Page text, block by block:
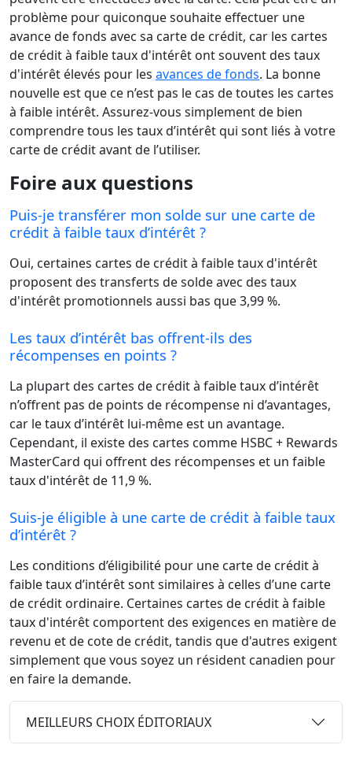
problème pour quiconque souhaite effectuer une
avance de fonds avec sa carte de crédit, car les cartes
de crédit à faible taux d'intérêt ont souvent des taux
d'intérêt élevés pour les avances de fonds. La bonne
nouvelle est que ce n’est pas le cas de toutes les cartes
à faible intérêt. Assurez-vous simplement de bien
comprendre tous les taux d’intérêt qui sont liés à votre
carte de crédit avant de l’utiliser.
Foire aux questions
Puis-je transférer mon solde sur une carte de
crédit à faible taux d’intérêt ?
Oui, certaines cartes de crédit à faible taux d'intérêt
proposent des transferts de solde avec des taux
d'intérêt promotionnels aussi bas que 3,99 %.
Les taux d’intérêt bas offrent-ils des
récompenses en points ?
La plupart des cartes de crédit à faible taux d’intérêt
n’offrent pas de points de récompense ni d’avantages,
car le taux d’intérêt lui-même est un avantage.
Cependant, il existe des cartes comme HSBC + Rewards
MasterCard qui offrent des récompenses et un faible
taux d'intérêt de 11,9 %.
Suis-je éligible à une carte de crédit à faible taux
d’intérêt ?
Les conditions d’éligibilité pour une carte de crédit à
faible taux d’intérêt sont similaires à celles d’une carte
de crédit ordinaire. Certaines cartes de crédit à faible
taux d'intérêt comportent des exigences en matière de
revenu et de cote de crédit, tandis que d'autres exigent
simplement que vous soyez un résident canadien pour
en faire la demande.
MEILLEURS CHOIX ÉDITORIAUX